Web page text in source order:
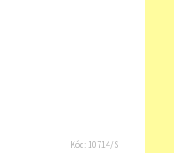
Kód: 10714/S